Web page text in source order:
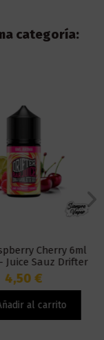
categoría:
Cherry 6ml
Juice Sauz Drifter
Bar
4,50 €
al carrito